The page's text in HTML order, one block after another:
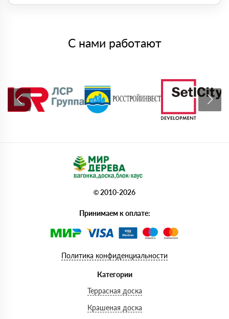
С нами работают
© 2010-2026
Принимаем к оплате:
Политика конфиденциальности
Категории
Террасная доска
Крашеная доска